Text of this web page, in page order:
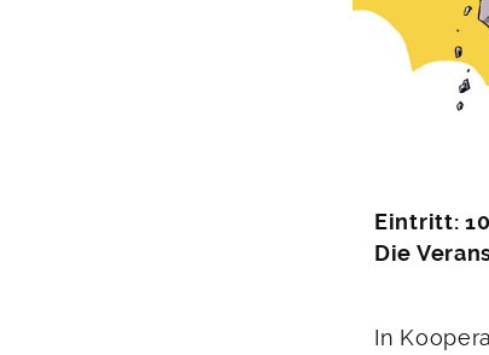
Eintritt:
Die
In